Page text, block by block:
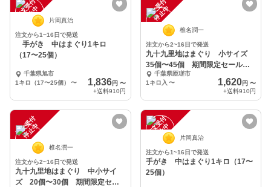
注
文
受
付
停
止
中 片岡真治
注文から1~16日で発送
手がき 中はまぐり1キロ
（17〜25個）
千葉県旭市
1キロ（17〜25個）
〜 1,836円 〜
+送料910円
注
文
受
付
停
止
中
椎名潤一
注文から2~16日で発送
九十九里地はまぐり 小サイズ
35個〜45個 期間限定セール
品千葉県匝瑳市
1キロ入 〜 1,620円 〜
+送料910円
注
文
受
付
停
止
中
椎名潤一
注文から2~16日で発送
九十九里地はまぐり 中小サイ
ズ 20個〜30個 期間限定セー
注
文
受
付
停
止
中 片岡真治
注文から1~16日で発送
手がき 中はまぐり1キロ（17〜
25個）